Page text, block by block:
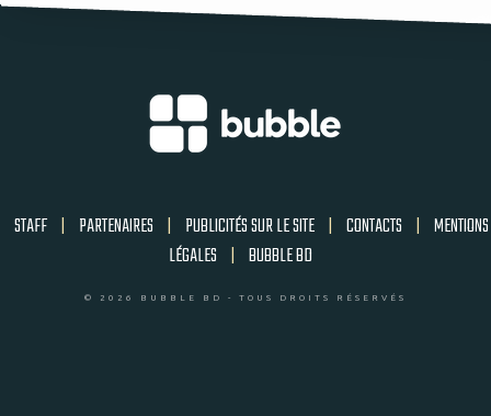
STAFF | PARTENAIRES | PUBLICITÉS SUR LE SITE | CONTACTS | MENTIONS
LÉGALES | BUBBLE BD
© 2026 BUBBLE BD - TOUS DROITS RÉSERVÉS